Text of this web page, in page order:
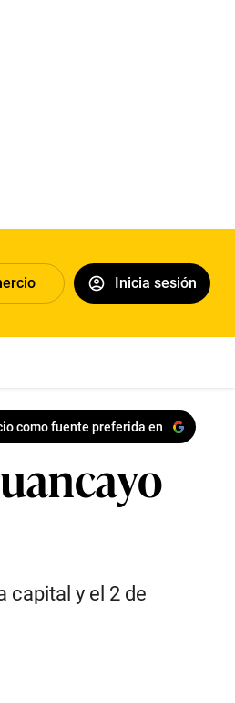
Inicia sesión
como fuente preferida en
capital y el 2 de